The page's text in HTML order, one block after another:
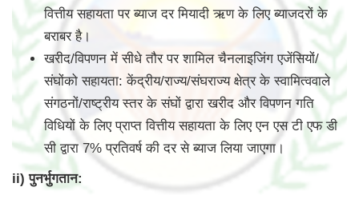
वित्तीय सहायता पर ब्याज दर मियादी ऋण के लिए ब्याजदरों के
बराबर है।
खरीद/विपणन में सीधे तौर पर शामिल चैनलाइजिंग एजेंसियों/
संघोंको सहायता: केंद्रीय/राज्य/संघराज्य क्षेत्र के स्वामित्ववाले
संगठनों/राष्ट्रीय स्तर के संघों द्वारा खरीद और विपणन गति
विधियों के लिए प्राप्त वित्तीय सहायता के लिए एन एस टी एफ डी
सी द्वारा 7% प्रतिवर्ष की दर से ब्याज लिया जाएगा।
ii) पुनर्भुगतान: